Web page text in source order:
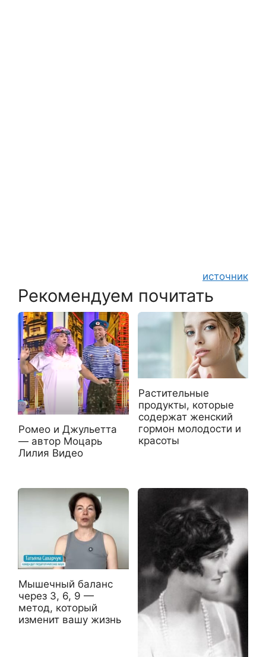
источник
Рекомендуем почитать
Ромео и Джульетта
— автор Моцарь
Лилия Видео
Растительные
продукты, которые
содержат женский
гормон молодости и
красоты
Мышечный баланс
через 3, 6, 9 —
метод, который
изменит вашу жизнь